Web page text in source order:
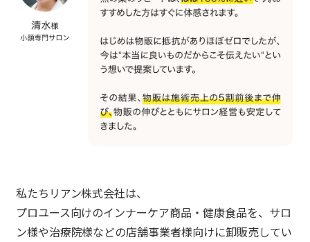
私たちリアン株式会社は、
プロユース向けのインナーケア商品・健康食品を、サロ
ン様や治療院様などの店舗事業者様向けに卸販売してい